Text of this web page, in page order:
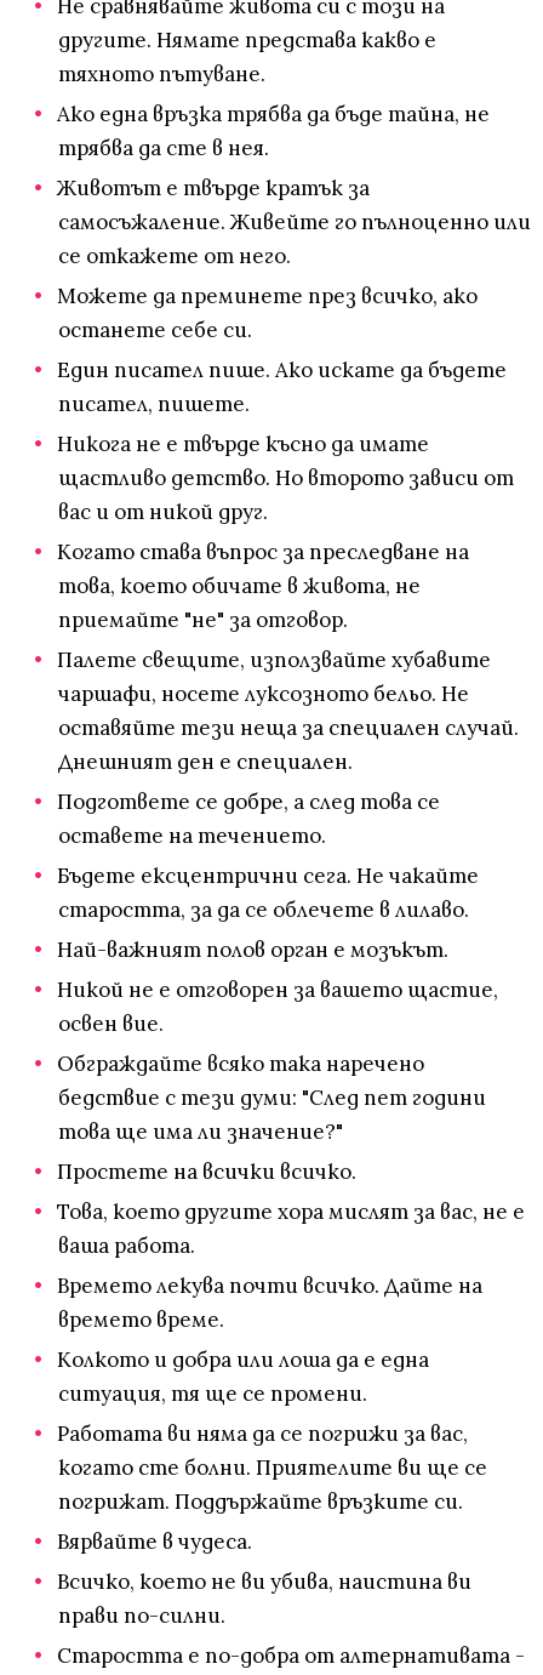
Не сравнявайте живота си с този на
другите. Нямате представа какво е
тяхното пътуване.
Ако една връзка трябва да бъде тайна, не
трябва да сте в нея.
Животът е твърде кратък за
самосъжаление. Живейте го пълноценно или
се откажете от него.
Можете да преминете през всичко, ако
останете себе си.
Един писател пише. Ако искате да бъдете
писател, пишете.
Никога не е твърде късно да имате
щастливо детство. Но второто зависи от
вас и от никой друг.
Когато става въпрос за преследване на
това, което обичате в живота, не
приемайте "не" за отговор.
Палете свещите, използвайте хубавите
чаршафи, носете луксозното бельо. Не
оставяйте тези неща за специален случай.
Днешният ден е специален.
Подгответе се добре, а след това се
оставете на течението.
Бъдете ексцентрични сега. Не чакайте
старостта, за да се облечете в лилаво.
Най-важният полов орган е мозъкът.
Никой не е отговорен за вашето щастие,
освен вие.
Обграждайте всяко така наречено
бедствие с тези думи: "След пет години
това ще има ли значение?"
Простете на всички всичко.
Това, което другите хора мислят за вас, не е
ваша работа.
Времето лекува почти всичко. Дайте на
времето време.
Колкото и добра или лоша да е една
ситуация, тя ще се промени.
Работата ви няма да се погрижи за вас,
когато сте болни. Приятелите ви ще се
погрижат. Поддържайте връзките си.
Вярвайте в чудеса.
Всичко, което не ви убива, наистина ви
прави по-силни.
Старостта е по-добра от алтернативата -